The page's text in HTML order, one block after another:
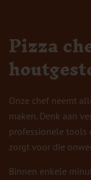
Pizza
Onze chef neemt
maken. Denk aan
professionele tools
zorgt voor die
Binnen enkele